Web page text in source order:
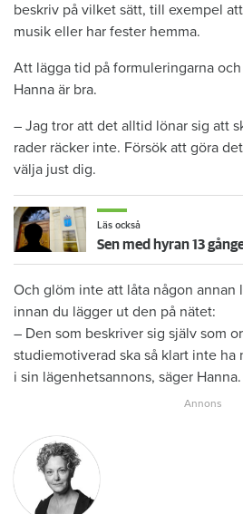
beskriv på vilket sätt, till exempel
musik eller har fester hemma.
Att lägga tid på formuleringarna
Hanna är bra.
– Jag tror att det alltid lönar sig att
rader räcker inte. Försök att göra
välja just dig.
Läs också
Och glöm inte att låta någon annan
innan du lägger ut den på nätet:
– Den som beskriver sig själv som
studiemotiverad ska så klart inte ha
i sin lägenhetsannons, säger Hanna.